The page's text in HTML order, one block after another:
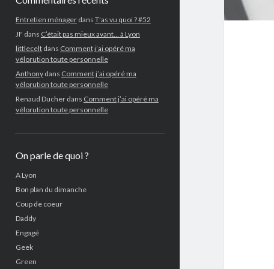
Entretien ménagerdans T’as vu quoi ? #52
JF dans C’était pas mieux avant… à Lyon
littleceltdans Comment j’ai opéré ma
vélorution toute personnelle
Anthonydans Comment j’ai opéré ma
vélorution toute personnelle
Renaud Ducherdans Comment j’ai opéré ma
vélorution toute personnelle
On parle de quoi ?
A Lyon
Bon plan du dimanche
Coup de coeur
Daddy
Engagé
Geek
Green